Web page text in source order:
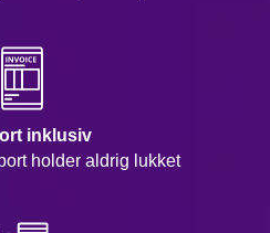
inklusiv
holder aldrig lukket